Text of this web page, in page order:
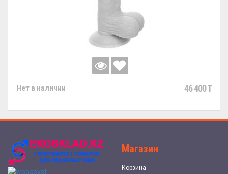
Нет в наличии 46 400 T
Магазин
Корзина